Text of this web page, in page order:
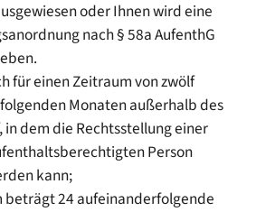
oder Ihnen wird eine
nach § 58a AufenthG
für einen Zeitraum von zwölf
Monaten außerhalb des
in dem die Rechtsstellung einer
Person
kann;
beträgt 24 aufeinanderfolgende